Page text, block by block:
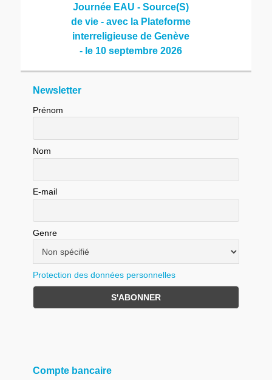
Journée EAU - Source(S)
de vie - avec la Plateforme
interreligieuse de Genève
- le 10 septembre 2026
Newsletter
Prénom
Nom
E-mail
Genre
Protection des données personnelles
Compte bancaire